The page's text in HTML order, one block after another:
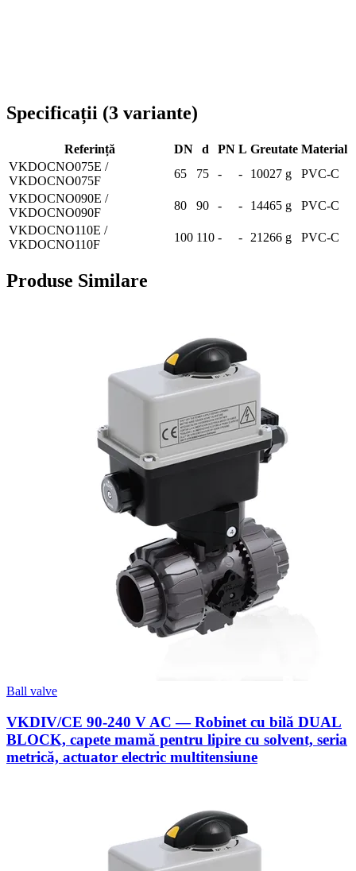
Specificații (3 variante)
Referință DN d PN L Greutate Material
VKDOCNO075E /
VKDOCNO075F
65 75 - - 10027 g
PVC-C
VKDOCNO090E /
VKDOCNO090F
80 90 - - 14465 g
PVC-C
VKDOCNO110E /
VKDOCNO110F
100 110 - - 21266 g PVC-C
Produse Similare
Ball valve
VKDIV/CE 90-240 V AC — Robinet cu bilă DUAL
BLOCK, capete mamă pentru lipire cu solvent, seria
metrică, actuator electric multitensiune